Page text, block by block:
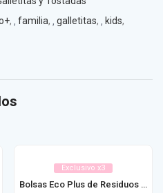
, familia, galletitas, kids,
Exclusivo x3
Bolsas Eco Plus de Residuos / Consorcio 45x60x10 / 50x70x10 / 60x100x10